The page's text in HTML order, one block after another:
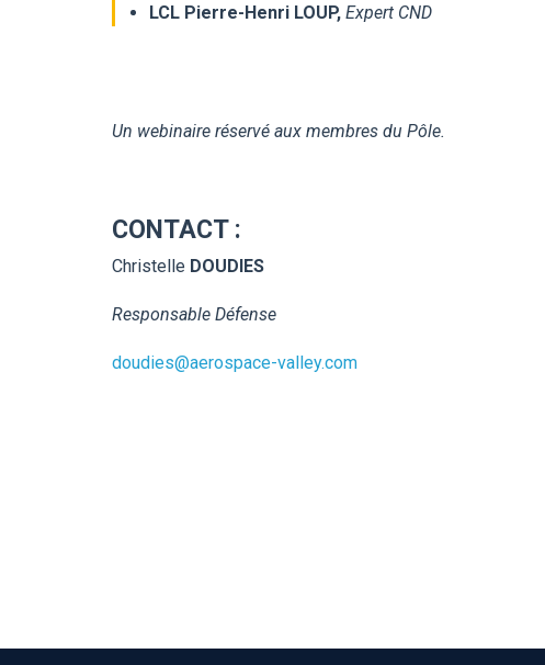
LCL Pierre-Henri LOUP, Expert CND
Un webinaire réservé aux membres du Pôle.
CONTACT :
Christelle DOUDIES
Responsable Défense
doudies@aerospace-valley.com